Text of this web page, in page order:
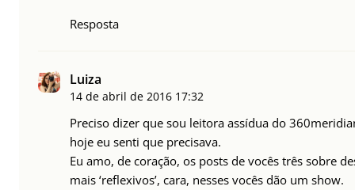
Resposta
Luiza
14 de abril de 2016 17:32
Preciso dizer que sou leitora assídua do
hoje eu senti que precisava.
Eu amo, de coração, os posts de vocês três sobre
mais ‘reflexivos’, cara, nesses vocês dão um show.